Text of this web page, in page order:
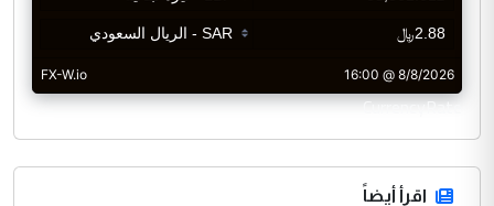
CurrencyRate
اقرأ أيضاً